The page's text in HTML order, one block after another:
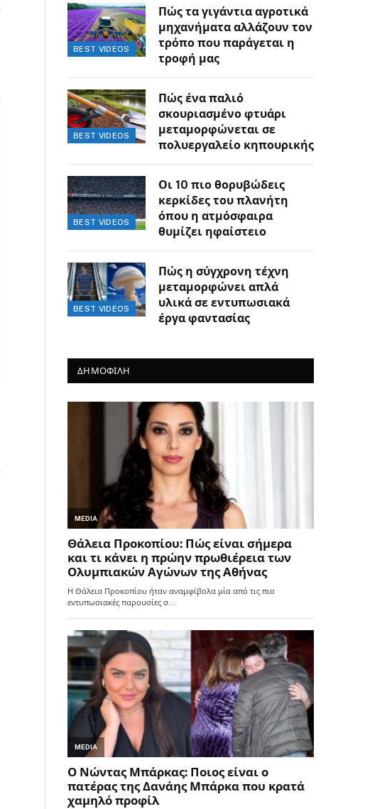
BEST VIDEOS
Πώς τα γιγάντια αγροτικά
μηχανήματα αλλάζουν τον
τρόπο που παράγεται η
τροφή μας
BEST VIDEOS
Πώς ένα παλιό
σκουριασμένο φτυάρι
μεταμορφώνεται σε
πολυεργαλείο κηπουρικής
BEST VIDEOS
Οι 10 πιο θορυβώδεις
κερκίδες του πλανήτη
όπου η ατμόσφαιρα
θυμίζει ηφαίστειο
BEST VIDEOS
Πώς η σύγχρονη τέχνη
μεταμορφώνει απλά
υλικά σε εντυπωσιακά
έργα φαντασίας
ΔΗΜΟΦΙΛΗ